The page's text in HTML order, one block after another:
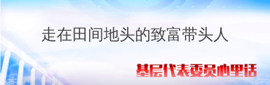
走在田间地头的致富带头人